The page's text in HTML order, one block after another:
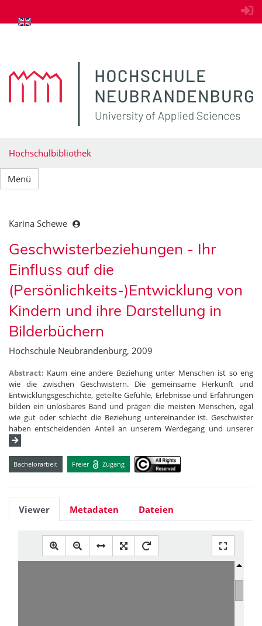
zum Inhalt springen
Hochschulbibliothek
Menü
Karina Schewe
Geschwisterbeziehungen - Ihr
Einfluss auf die
(Persönlichkeits-)Entwicklung von
Kindern und ihre Darstellung in
Bilderbüchern
Hochschule Neubrandenburg, 2009
Abstract: Kaum eine andere Beziehung unter Menschen ist so eng
wie die zwischen Geschwistern. Die gemeinsame Herkunft und
Entwicklungsgeschichte, geteilte Gefühle, Erlebnisse und Erfahrungen
bilden ein unlösbares Band und prägen die meisten Menschen, egal
wie gut oder schlecht die Beziehung untereinander ist. Geschwister
haben entscheidenden Anteil an unserem Werdegang und unserer
Bachelorarbeit Freier Zugang
Viewer Metadaten Dateien